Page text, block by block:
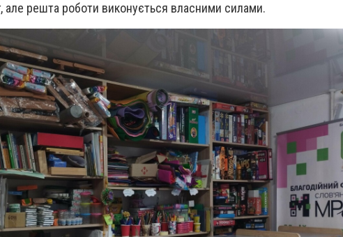
але решта роботи виконується власними силами.